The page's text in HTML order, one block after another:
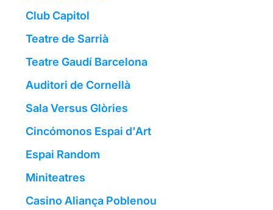
Club Capitol
Teatre de Sarrià
Teatre Gaudí Barcelona
Auditori de Cornellà
Sala Versus Glòries
Cincómonos Espai d'Art
Espai Random
Miniteatres
Casino Aliança Poblenou